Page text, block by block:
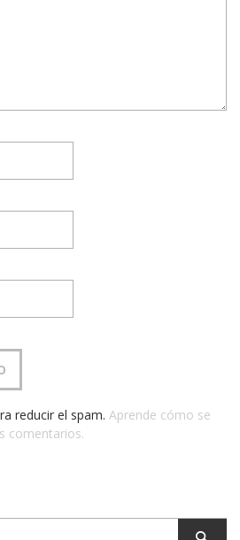
reducir el spam. Aprende cómo se
comentarios.